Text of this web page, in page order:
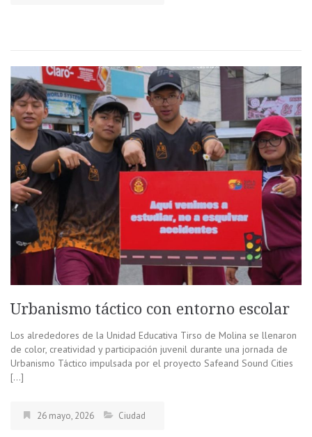
Urbanismo táctico con entorno escolar
Los alrededores de la Unidad Educativa Tirso de Molina se llenaron
de color, creatividad y participación juvenil durante una jornada de
Urbanismo Táctico impulsada por el proyecto Safeand Sound Cities
[…]
26 mayo, 2026 Ciudad